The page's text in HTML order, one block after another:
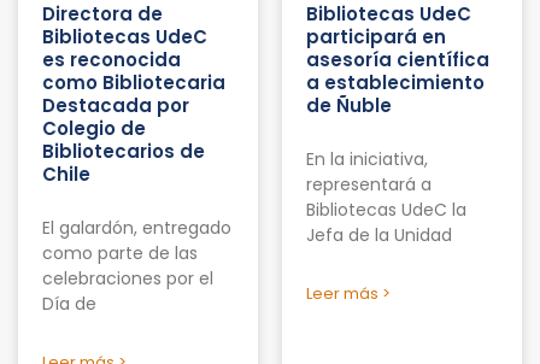
Directora de
Bibliotecas UdeC
es reconocida
como Bibliotecaria
Destacada por
Colegio de
Bibliotecarios de
Chile
El galardón, entregado
como parte de las
celebraciones por el
Día de
Bibliotecas UdeC
participará en
asesoría científica
a establecimiento
de Ñuble
En la iniciativa,
representará a
Bibliotecas UdeC la
Jefa de la Unidad
Leer más >